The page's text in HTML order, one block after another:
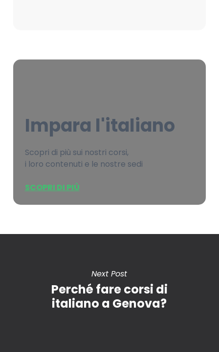
Impara l'italiano
Scopri di più sui nostri corsi,
i loro contenuti e le nostre sedi
SCOPRI DI PIÙ
Next Post
Perché fare corsi di
italiano a Genova?